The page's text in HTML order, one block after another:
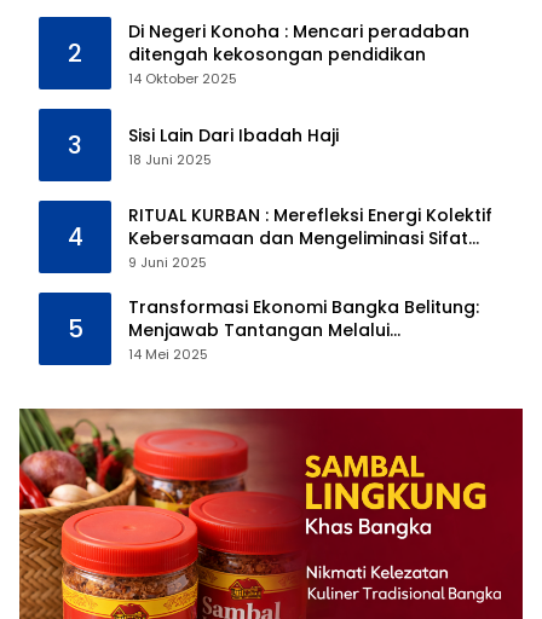
2
Di Negeri Konoha : Mencari peradaban
ditengah kekosongan pendidikan
14 Oktober 2025
3 Sisi Lain Dari Ibadah Haji
18 Juni 2025
4
RITUAL KURBAN : Merefleksi Energi Kolektif
Kebersamaan dan Mengeliminasi Sifat
Kebinatangan Manusia
9 Juni 2025
5
Transformasi Ekonomi Bangka Belitung:
Menjawab Tantangan Melalui
Pengelolaan Sumber Daya Alam yang
14 Mei 2025